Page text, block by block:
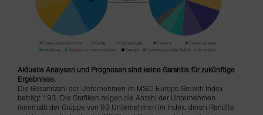
Aktuelle Analysen und Prognosen sind keine Garantie für zukünftige
Ergebnisse.
Die Gesamtzahl der Unternehmen im MSCI Europe Growth Index
beträgt 193. Die Grafiken zeigen die Anzahl der Unternehmen
innerhalb der Gruppe von 93 Unternehmen im Index, deren Rendite